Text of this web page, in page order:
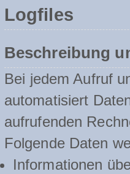
Logfiles
Beschreibung
Bei jedem Aufruf
automatisiert
aufrufenden
Folgende Daten
Informationen